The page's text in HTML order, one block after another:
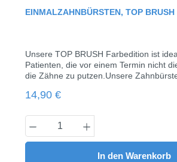
Durchschnittliche Bewertung von 0
EINMALZAHNBÜRSTEN, TOP
Unsere TOP BRUSH Farbedition ist
Patienten, die vor einem Termin nicht
die Zähne zu putzen.Unsere
ein griffiges Design und wird aus
Stück/Pack Farben: Gelb, Cherry, Orange, Fresh Grün,
Pastelblau Länge: 15,5 cm; Breite 1 cm
Regulärer Preis:
14,90 €
Produkt Anzahl: Gib den
In den Warenkorb